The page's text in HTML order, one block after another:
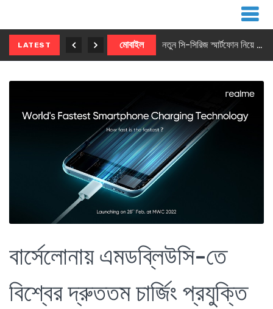
LATEST মোবাইল নতুন সি-সিরিজ স্মার্টফোন নিয়ে আসছে রিয়েলমি
বার্সেলোনায় এমডব্লিউসি-তে
বিশ্বের দ্রুততম চার্জিং প্রযুক্তি